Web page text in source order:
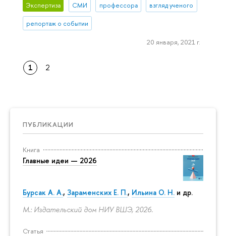
ПУБЛИКАЦИИ
Книга
Главные идеи — 2026
Бурсак А. А., Зараменских Е. П., Ильина О. Н. и др.
М.: Издательский дом НИУ ВШЭ, 2026.
Статья
Экспертиза СМИ профессора взгляд ученого
репортаж о событии
20 января, 2021 г.
1 2